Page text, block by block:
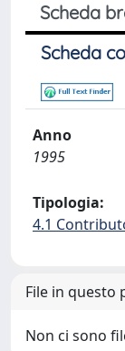
Scheda
Scheda
Anno
1995
Tipologia:
4.1
File in questo
Non ci sono